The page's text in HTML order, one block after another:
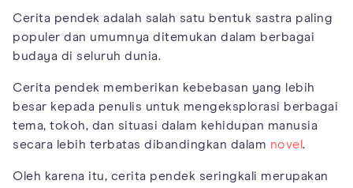
Cerita pendek adalah salah satu bentuk sastra paling
populer dan umumnya ditemukan dalam berbagai
budaya di seluruh dunia.
Cerita pendek memberikan kebebasan yang lebih
besar kepada penulis untuk mengeksplorasi berbagai
tema, tokoh, dan situasi dalam kehidupan manusia
secara lebih terbatas dibandingkan dalam novel .
Oleh karena itu, cerita pendek seringkali merupakan